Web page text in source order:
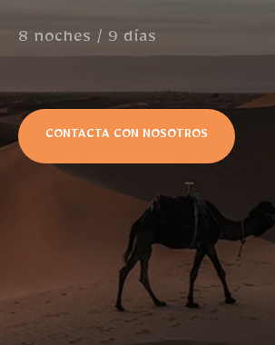
8 noches / 9 días
CONTACTA CON NOSOTROS